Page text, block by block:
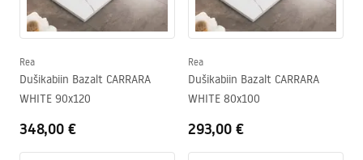
Rea
Dušikabiin Bazalt CARRARA
WHITE 90x120
348,00 €
Rea
Dušikabiin Bazalt CARRARA
WHITE 80x100
293,00 €